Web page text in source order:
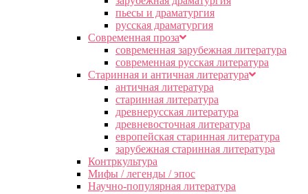
пьесы и драматургия
русская драматургия
Современная проза
современная зарубежная литература
современная русская литература
Старинная и античная литература
античная литература
старинная литература
древнерусская литература
древневосточная литература
европейская старинная литература
зарубежная старинная литература
Контркультура
Мифы / легенды / эпос
Научно-популярная литература